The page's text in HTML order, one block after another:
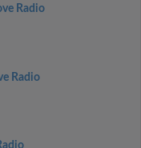
Radio
Radio